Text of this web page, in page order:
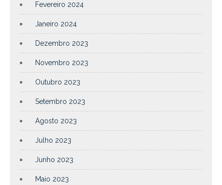
Fevereiro 2024
Janeiro 2024
Dezembro 2023
Novembro 2023
Outubro 2023
Setembro 2023
Agosto 2023
Julho 2023
Junho 2023
Maio 2023